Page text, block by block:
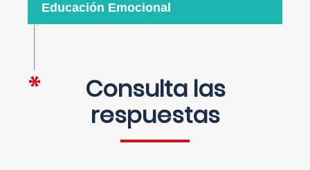
Educación Emocional
Consulta las
respuestas